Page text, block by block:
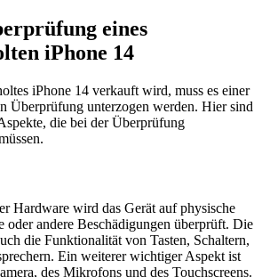
eines
iPhone 14
iPhone 14 verkauft wird, muss es einer
Überprüfung unterzogen werden. Hier sind
die bei der Überprüfung
Hardware wird das Gerät auf physische
oder andere Beschädigungen überprüft. Die
die Funktionalität von Tasten, Schaltern,
Ein weiterer wichtiger Aspekt ist
des Mikrofons und des Touchscreens.